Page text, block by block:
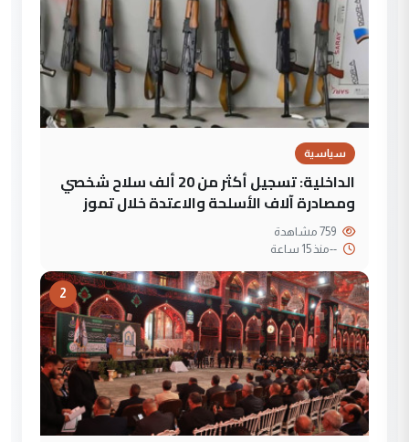
سياسية
الداخلية: تسجيل أكثر من 20 ألف سلاح شخصي
ومصادرة آلاف الأسلحة والاعتدة خلال تموز
--منذ 15 ساعة
2